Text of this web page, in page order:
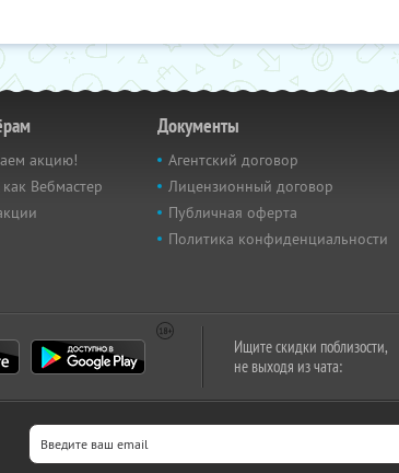
акцию!
Вебмастер
Документы
Агентский договор
Лицензионный договор
Публичная оферта
Политика конфиденциальности
Ищите скидки поблизости,
не выходя из чата: